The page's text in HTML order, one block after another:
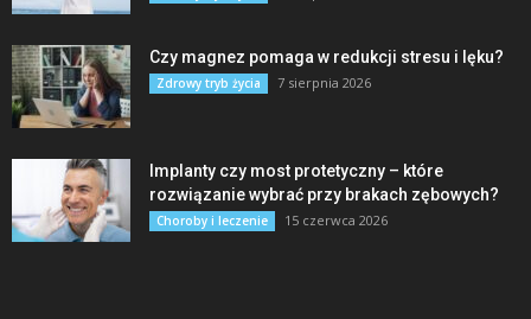
Czy magnez pomaga w redukcji stresu i lęku?
Zdrowy tryb życia 7 sierpnia 2026
Implanty czy most protetyczny – które
rozwiązanie wybrać przy brakach zębowych?
Choroby i leczenie 15 czerwca 2026